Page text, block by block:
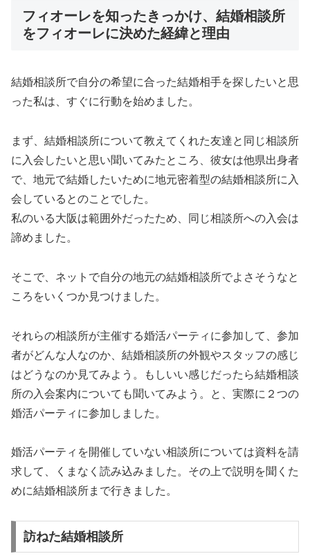
フィオーレを知ったきっかけ、結婚相談所
をフィオーレに決めた経緯と理由
結婚相談所で自分の希望に合った結婚相手を探したいと思
った私は、すぐに行動を始めました。
まず、結婚相談所について教えてくれた友達と同じ相談所
に入会したいと思い聞いてみたところ、彼女は他県出身者
で、地元で結婚したいために地元密着型の結婚相談所に入
会しているとのことでした。
私のいる大阪は範囲外だったため、同じ相談所への入会は
諦めました。
そこで、ネットで自分の地元の結婚相談所でよさそうなと
ころをいくつか見つけました。
それらの相談所が主催する婚活パーティに参加して、参加
者がどんな人なのか、結婚相談所の外観やスタッフの感じ
はどうなのか見てみよう。もしいい感じだったら結婚相談
所の入会案内についても聞いてみよう。と、実際に２つの
婚活パーティに参加しました。
婚活パーティを開催していない相談所については資料を請
求して、くまなく読み込みました。その上で説明を聞くた
めに結婚相談所まで行きました。
訪ねた結婚相談所